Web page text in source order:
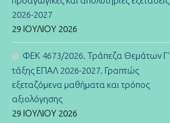
2026-2027
29 ΙΟΥΛΊΟΥ 2026
ΦΕΚ 4673/2026. Τράπεζα Θεμάτων Γ’
τάξης ΕΠΑΛ 2026-2027. Γραπτώς
εξεταζόμενα μαθήματα και τρόπος
αξιολόγησης
29 ΙΟΥΛΊΟΥ 2026